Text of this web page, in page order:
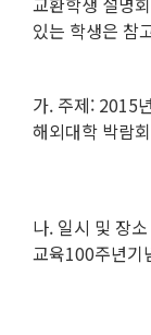
있는 학생은 참
가. 주제: 2015
해외대학 박람회
나. 일시 및 장
교육100주년기